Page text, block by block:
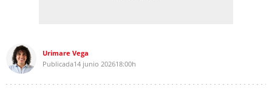
Urimare Vega
Publicada14 junio 202618:00h